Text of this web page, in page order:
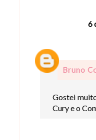
6
Bruno
Gostei
Cury e o